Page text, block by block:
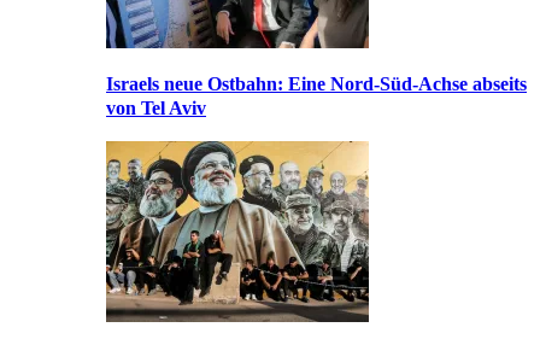
Israels neue Ostbahn: Eine Nord-Süd-Achse abseits
von Tel Aviv